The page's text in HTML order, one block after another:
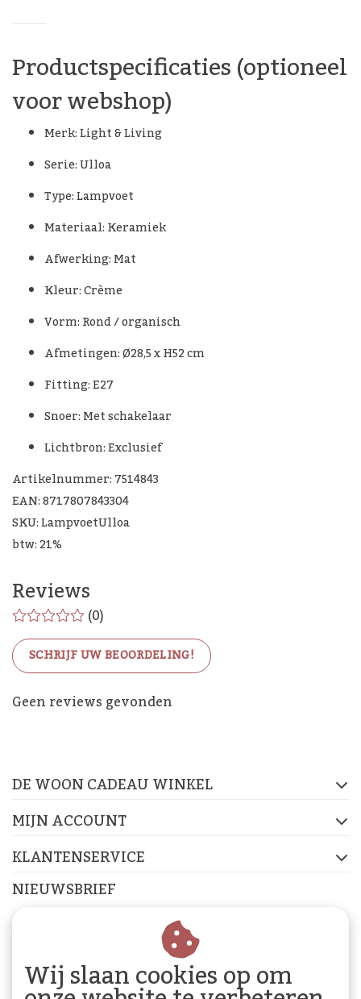
Productspecificaties (optioneel
voor webshop)
Merk: Light & Living
Serie: Ulloa
Type: Lampvoet
Materiaal: Keramiek
Afwerking: Mat
Kleur: Crème
Vorm: Rond / organisch
Afmetingen: Ø28,5 x H52 cm
Fitting: E27
Snoer: Met schakelaar
Lichtbron: Exclusief
Artikelnummer: 7514843
EAN: 8717807843304
SKU: LampvoetUlloa
btw: 21%
Reviews
(0)
SCHRIJF UW BEOORDELING!
Geen reviews gevonden
De Woon Cadeau Winkel
DE WOON CADEAU WINKEL
MIJN ACCOUNT
KLANTENSERVICE
NIEUWSBRIEF
Abonneer je op onze nieuwsbrief om op de hoogte te
Wij slaan cookies op om